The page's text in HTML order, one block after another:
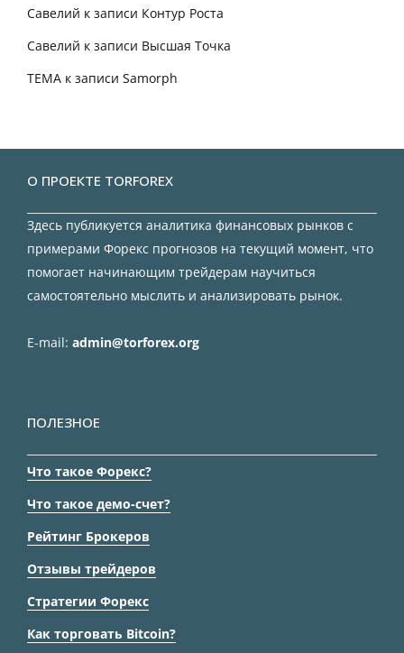
Савелий к записи Контур Роста
Савелий к записи Высшая Точка
TEMA к записи Samorph
О ПРОЕКТЕ TORFOREX
Здесь публикуется аналитика финансовых рынков с
примерами Форекс прогнозов на текущий момент, что
помогает начинающим трейдерам научиться
самостоятельно мыслить и анализировать рынок.
E-mail: admin@torforex.org
ПОЛЕЗНОЕ
Что такое Форекс?
Что такое демо-счет?
Рейтинг Брокеров
Отзывы трейдеров
Стратегии Форекс
Как торговать Bitcoin?